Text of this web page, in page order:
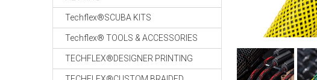
Techflex®SCUBA KITS
Techflex® TOOLS & ACCESSORIES
TECHFLEX®DESIGNER PRINTING